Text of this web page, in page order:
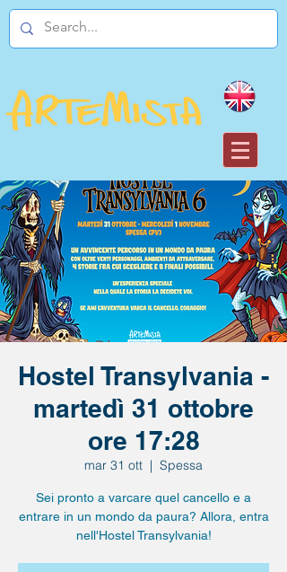
Hostel Transylvania -
martedì 31 ottobre
ore 17:28
mar 31 ott
  |
Spessa
Sei pronto a varcare quel cancello e a
entrare in un mondo da paura? Allora, entra
nell'Hostel Transylvania!